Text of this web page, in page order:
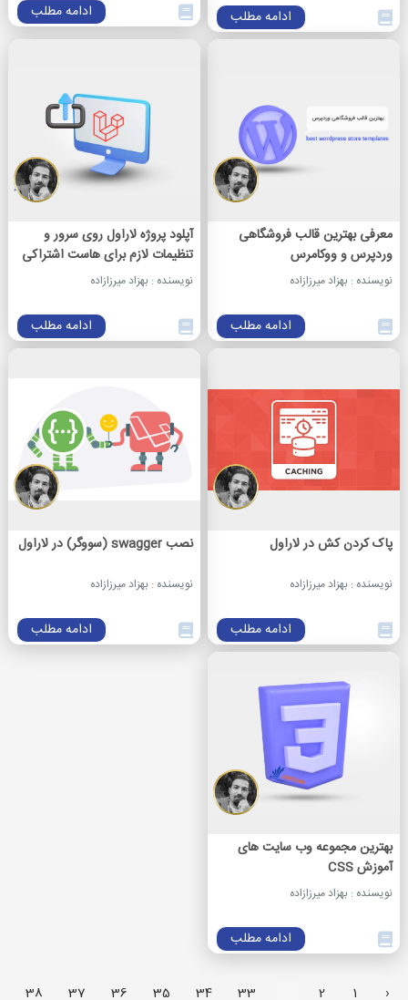
ادامه مطلب ادامه مطلب
معرفی بهترین قالب فروشگاهی
وردپرس و ووکامرس
نویسنده : بهزاد میرزازاده
ادامه مطلب
آپلود پروژه لاراول روی سرور و
تنظیمات لازم برای هاست اشتراکی
نویسنده : بهزاد میرزازاده
ادامه مطلب
پاک کردن کش در لاراول
نویسنده : بهزاد میرزازاده
ادامه مطلب
نصب swagger (سووگر) در لاراول
نویسنده : بهزاد میرزازاده
ادامه مطلب
بهترین مجموعه وب سایت های
آموزش CSS
نویسنده : بهزاد میرزازاده
ادامه مطلب
‹
1
2
33
34
35
36
37
38